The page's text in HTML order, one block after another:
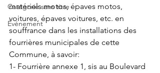
Catégorie sans titre
Événement
matériels motos, épaves motos,
voitures, épaves voitures, etc. en
souffrance dans les installations des
fourrières municipales de cette
Commune, à savoir:
1- Fourrière annexe 1, sis au Boulevard